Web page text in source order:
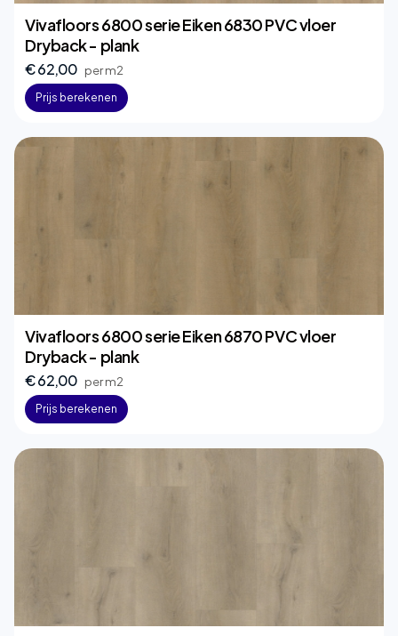
Vivafloors 6800 serie Eiken 6830 PVC vloer
Dryback - plank
€ 62,00 per m2
Prijs berekenen
Vivafloors 6800 serie Eiken 6870 PVC vloer
Dryback - plank
€ 62,00 per m2
Prijs berekenen